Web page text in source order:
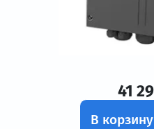
41
В корзину